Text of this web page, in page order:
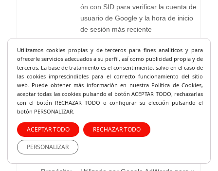
ón con SID para verificar la cuenta de
usuario de Google y la hora de inicio
de sesión más reciente
Servicio:
YouTubePolítica de privacidad del se
rvicio
País:
Estados Unidos
Tipo:
server_cookie
Expira:
Nombre:
Utilizamos cookies propias y de terceros para fines analíticos y para
ofrecerle servicios adecuados a su perfil, así como publicidad propia y de
terceros. La base de tratamiento es el consentimiento, salvo en el caso de
las cookies imprescindibles para el correcto funcionamiento del sitio
web. Puede obtener más información en nuestra Política de Cookies,
aceptar todas las cookies pulsando el botón ACEPTAR TODO, rechazarlas
con el botón RECHAZAR TODO o configurar su elección pulsando el
botón PERSONALIZAR.
ACEPTAR TODO RECHAZAR TODO
PERSONALIZAR